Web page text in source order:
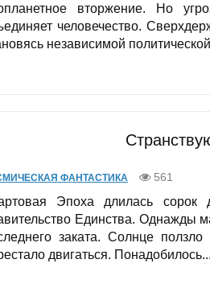
вторжение. Но
человечество.
независимой
ФАНТАСТИКА 561
Эпоха длилась
Единства. Однажды
заката. Солнце
двигаться. Понадобилось...